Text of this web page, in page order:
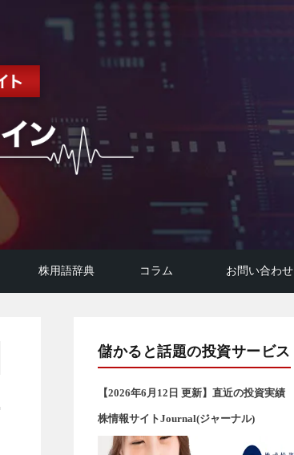
株用語辞典 コラム お問い合わせ
儲かると話題の投資サービス
【2026年6 月12 日 更新】直近の投資実績
株情報サイトJournal(ジャーナル)